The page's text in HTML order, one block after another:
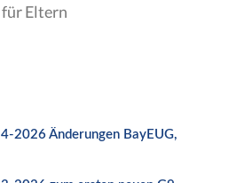
Eltern
2026 Änderungen BayEUG,